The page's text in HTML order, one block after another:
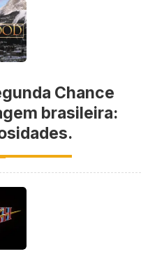
Chance
brasileira: